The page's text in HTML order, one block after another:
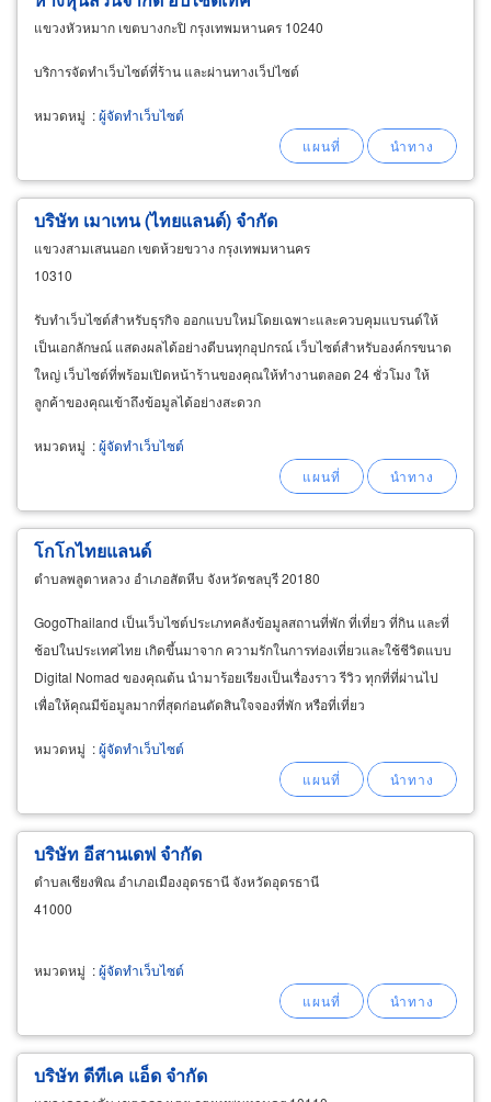
แขวงหัวหมาก เขตบางกะปิ กรุงเทพมหานคร 10240
บริการจัดทำเว็บไซต์ที่ร้าน และผ่านทางเว็ปไซต์
หมวดหมู่ :ผู้จัดทำเว็บไซต์
บริษัท เมาเทน (ไทยแลนด์) จำกัด
แขวงสามเสนนอก เขตห้วยขวาง กรุงเทพมหานคร
10310
รับทำเว็บไซต์สำหรับธุรกิจ ออกแบบใหม่โดยเฉพาะและควบคุมแบรนด์ให้
เป็นเอกลักษณ์ แสดงผลได้อย่างดีบนทุกอุปกรณ์ เว็บไซต์สำหรับองค์กรขนาด
ใหญ่ เว็บไซต์ที่พร้อมเปิดหน้าร้านของคุณให้ทำงานตลอด 24 ชั่วโมง ให้
ลูกค้าของคุณเข้าถึงข้อมูลได้อย่างสะดวก
หมวดหมู่ :ผู้จัดทำเว็บไซต์
โกโกไทยแลนด์
ตำบลพลูตาหลวง อำเภอสัตหีบ จังหวัดชลบุรี 20180
GogoThailand เป็นเว็บไซต์ประเภทคลังข้อมูลสถานที่พัก ที่เที่ยว ที่กิน และที่
ช้อปในประเทศไทย เกิดขึ้นมาจาก ความรักในการท่องเที่ยวและใช้ชีวิตแบบ
Digital Nomad ของคุณต้น นำมาร้อยเรียงเป็นเรื่องราว รีวิว ทุกที่ที่ผ่านไป
เพื่อให้คุณมีข้อมูลมากที่สุดก่อนตัดสินใจจองที่พัก หรือที่เที่ยว
หมวดหมู่ :ผู้จัดทำเว็บไซต์
บริษัท อีสานเดฟ จำกัด
ตำบลเชียงพิณ อำเภอเมืองอุดรธานี จังหวัดอุดรธานี
41000
หมวดหมู่ :ผู้จัดทำเว็บไซต์
บริษัท ดีทีเค แอ็ด จำกัด